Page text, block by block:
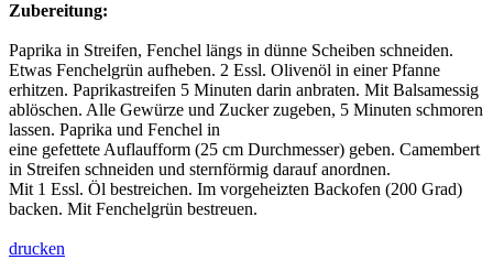
Zubereitung:
Paprika in Streifen, Fenchel längs in dünne Scheiben schneiden.
Etwas Fenchelgrün aufheben. 2 Essl. Olivenöl in einer Pfanne
erhitzen. Paprikastreifen 5 Minuten darin anbraten. Mit Balsamessig
ablöschen. Alle Gewürze und Zucker zugeben, 5 Minuten schmoren
lassen. Paprika und Fenchel in
eine gefettete Auflaufform (25 cm Durchmesser) geben. Camembert
in Streifen schneiden und sternförmig darauf anordnen.
Mit 1 Essl. Öl bestreichen. Im vorgeheizten Backofen (200 Grad)
backen. Mit Fenchelgrün bestreuen.
drucken